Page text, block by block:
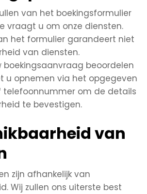
van het boekingsformulier
vraagt u om onze diensten.
het formulier garandeert niet
van diensten.
boekingsaanvraag beoordelen
u opnemen via het opgegeven
om de details
te bevestigen.
van
zijn afhankelijk van
Wij zullen ons uiterste best